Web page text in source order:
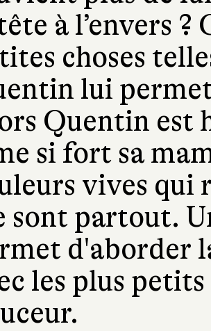
à l’envers
choses
lui
Quentin est
si fort sa
vives qui
sont partout.
d'aborder
les plus